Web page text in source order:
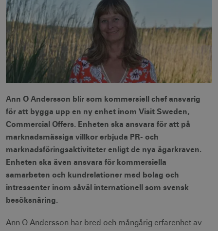
Ann O Andersson blir som kommersiell chef ansvarig
för att bygga upp en ny enhet inom Visit Sweden,
Commercial Offers. Enheten ska ansvara för att på
marknadsmässiga villkor erbjuda PR- och
marknadsföringsaktiviteter enligt de nya ägarkraven.
Enheten ska även ansvara för kommersiella
samarbeten och kundrelationer med bolag och
intressenter inom såväl internationell som svensk
besöksnäring.
Ann O Andersson har bred och mångårig erfarenhet av